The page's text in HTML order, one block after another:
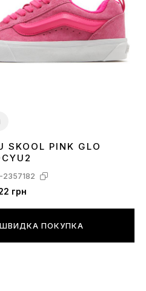
SKOOL PINK GLO
2357182
грн
ШВИДКА ПОКУПКА